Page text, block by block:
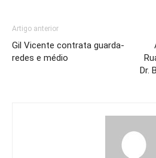
Artigo anterior
Gil Vicente contrata guarda-
redes e médio
Dr.